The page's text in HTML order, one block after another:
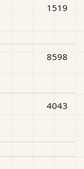
1519
8598
4043